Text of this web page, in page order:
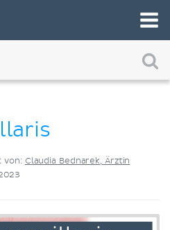
Lernmethode für dich
von: Claudia Bednarek, Ärztin